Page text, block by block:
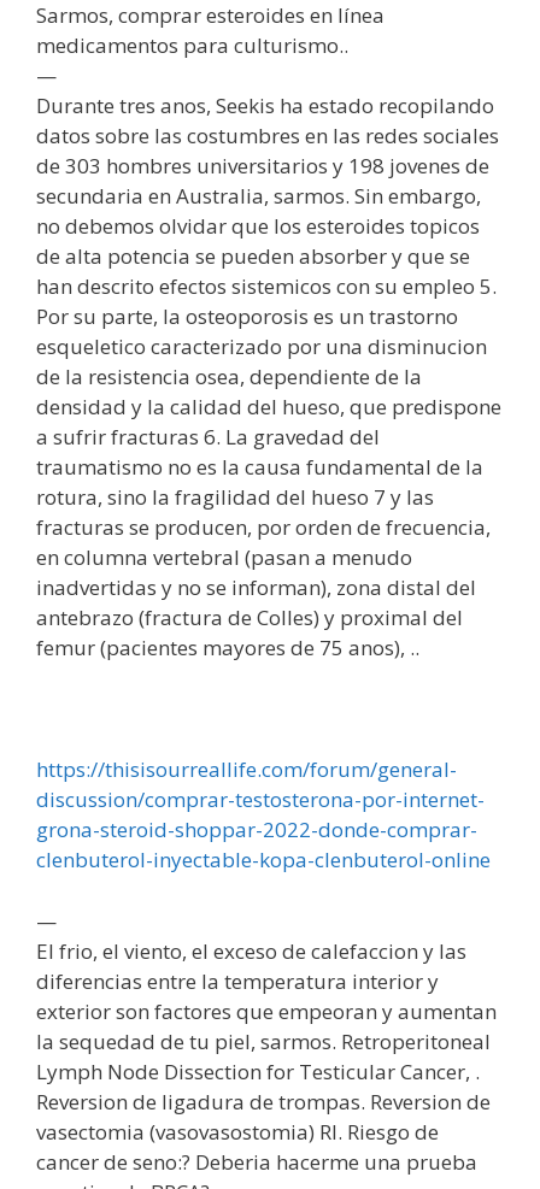
Sarmos, comprar esteroides en línea
medicamentos para culturismo..
—
Durante tres anos, Seekis ha estado recopilando
datos sobre las costumbres en las redes sociales
de 303 hombres universitarios y 198 jovenes de
secundaria en Australia, sarmos. Sin embargo,
no debemos olvidar que los esteroides topicos
de alta potencia se pueden absorber y que se
han descrito efectos sistemicos con su empleo 5.
Por su parte, la osteoporosis es un trastorno
esqueletico caracterizado por una disminucion
de la resistencia osea, dependiente de la
densidad y la calidad del hueso, que predispone
a sufrir fracturas 6. La gravedad del
traumatismo no es la causa fundamental de la
rotura, sino la fragilidad del hueso 7 y las
fracturas se producen, por orden de frecuencia,
en columna vertebral (pasan a menudo
inadvertidas y no se informan), zona distal del
antebrazo (fractura de Colles) y proximal del
femur (pacientes mayores de 75 anos), ..
https://thisisourreallife.com/forum/general-
discussion/comprar-testosterona-por-internet-
grona-steroid-shoppar-2022-donde-comprar-
clenbuterol-inyectable-kopa-clenbuterol-online
—
El frio, el viento, el exceso de calefaccion y las
diferencias entre la temperatura interior y
exterior son factores que empeoran y aumentan
la sequedad de tu piel, sarmos. Retroperitoneal
Lymph Node Dissection for Testicular Cancer, .
Reversion de ligadura de trompas. Reversion de
vasectomia (vasovasostomia) RI. Riesgo de
cancer de seno:? Deberia hacerme una prueba